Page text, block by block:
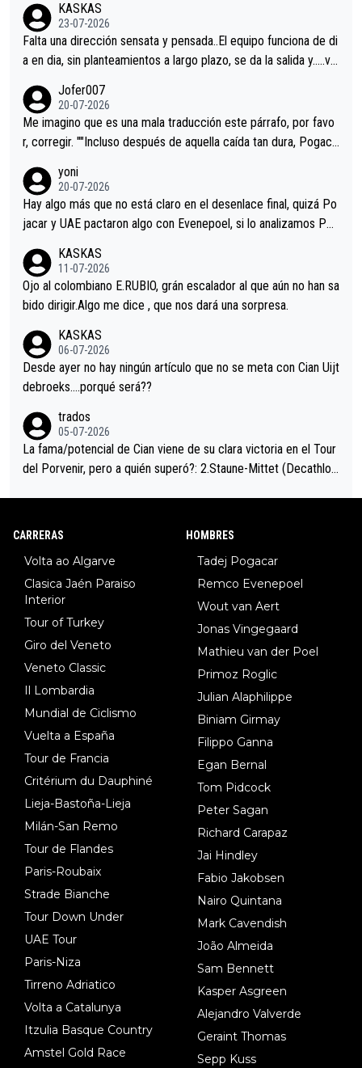
KASKAS
23-07-2026
Falta una dirección sensata y pensada..El equipo funciona de di
a en dia, sin planteamientos a largo plazo, se da la salida y…..ve
Minguez, Velez etc etc.Me da pena vivir estos momentos tan
tristes sin victorias.
Jofer007
20-07-2026
Me imagino que es una mala traducción este párrafo, por favo
r, corregir. ""Incluso después de aquella caída tan dura, Pogaca
permaneció pegado a su rueda. Parecía increíble la forma en l
a que era capaz de controlar el miedo", recordó."
yoni
20-07-2026
Hay algo más que no está claro en el desenlace final, quizá Po
jacar y UAE pactaron algo con Evenepoel, si lo analizamos Poj
i sin pedalear, luego está el saludo con Evenepoel dándose la
mano de una manera muy fraternal, más allá de los típicos toqu
es en el hombro con que saludaba a Vingegard. Ahí hubo una in
eta, a ver si por querer poner a Del Toro con calzador en posi
ción de podio UAE y Pojacar se van complicar el tour.
KASKAS
11-07-2026
Ojo al colombiano E.RUBIO, grán escalador al que aún no han sa
bido dirigir.Algo me dice , que nos dará una sorpresa.
KASKAS
06-07-2026
Desde ayer no hay ningún artículo que no se meta con Cian Uijt
debroeks….porqué será??
trados
05-07-2026
La fama/potencial de Cian viene de su clara victoria en el Tour
del Porvenir, pero a quién superó?: 2.Staune-Mittet (Decathlon,
8.Lenny Martinez (Bahrein), 9. Van Belle (Visma), 10. Vacek (Li
CARRERAS
Volta ao Algarve
Clasica Jaén Paraiso
Interior
Tour of Turkey
Giro del Veneto
Veneto Classic
Il Lombardia
Mundial de Ciclismo
Vuelta a España
Tour de Francia
Critérium du Dauphiné
Lieja-Bastoña-Lieja
Milán-San Remo
Tour de Flandes
Paris-Roubaix
Strade Bianche
Tour Down Under
UAE Tour
Paris-Niza
Tirreno Adriatico
Volta a Catalunya
Itzulia Basque Country
Amstel Gold Race
HOMBRES
Tadej Pogacar
Remco Evenepoel
Wout van Aert
Jonas Vingegaard
Mathieu van der Poel
Primoz Roglic
Julian Alaphilippe
Biniam Girmay
Filippo Ganna
Egan Bernal
Tom Pidcock
Peter Sagan
Richard Carapaz
Jai Hindley
Fabio Jakobsen
Nairo Quintana
Mark Cavendish
João Almeida
Sam Bennett
Kasper Asgreen
Alejandro Valverde
Geraint Thomas
Sepp Kuss